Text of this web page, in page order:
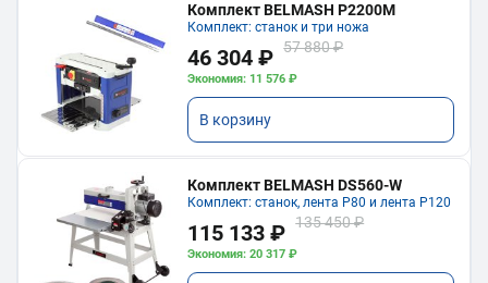
Комплект BELMASH P2200M
Комплект: станок и три ножа
46 304 ₽ 57 880 ₽
Экономия: 11 576 ₽
В корзину
Комплект BELMASH DS560-W
Комплект: станок, лента P80 и лента P120
115 133 ₽ 135 450 ₽
Экономия: 20 317 ₽